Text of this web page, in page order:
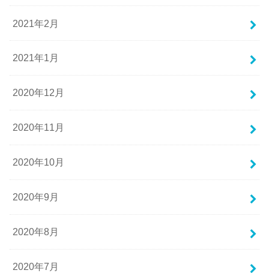
2021年2月
2021年1月
2020年12月
2020年11月
2020年10月
2020年9月
2020年8月
2020年7月